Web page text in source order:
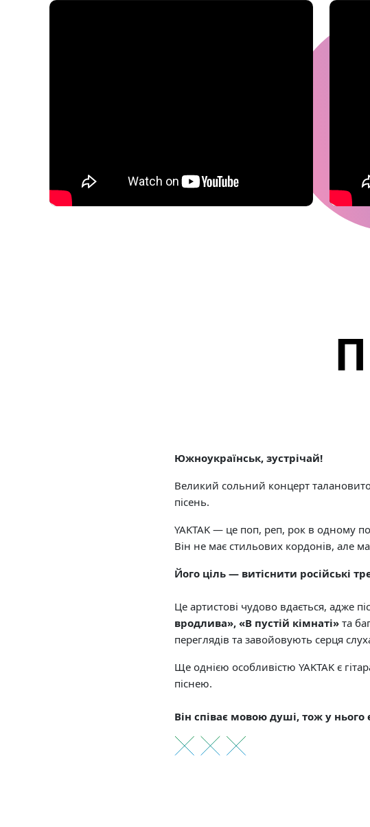
Южноукраїнськ, зустрічай!
Великий сольний концерт
пісень.
YAKTAK — це поп, реп, рок в одному
Він не має стильових кордонів, але
Його ціль — витіснити російські
Це артистові чудово вдається, адже
вродлива», «В пустій кімнаті» та
переглядів та завойовують серця
Ще однією особливістю YAKTAK є
піснею.
Він співає мовою душі, тож у